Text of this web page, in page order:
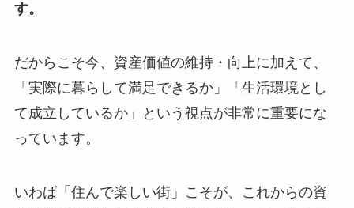
す。
だからこそ今、資産価値の維持・向上に加えて、
「実際に暮らして満足できるか」「生活環境とし
て成立しているか」という視点が非常に重要にな
っています。
いわば「住んで楽しい街」こそが、これからの資